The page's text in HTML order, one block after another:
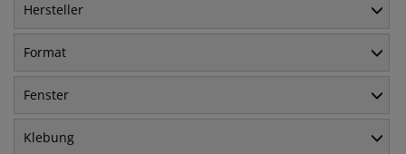
Hersteller
Format
Fenster
Klebung